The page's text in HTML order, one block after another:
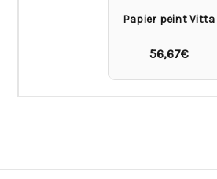
Papier peint Vitta
56,67€